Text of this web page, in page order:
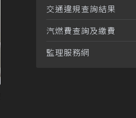
交通違規查詢結果
汽燃費查詢及繳費
監理服務網